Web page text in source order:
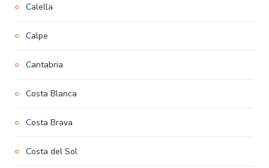
Calella
Calpe
Cantabria
Costa Blanca
Costa Brava
Costa del Sol